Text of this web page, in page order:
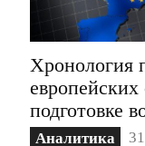
Хронология
европейских
подготовке
Аналитика